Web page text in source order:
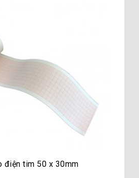
điện tim 50 x 30mm